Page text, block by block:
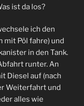
ist da los?
ich den
mit Pöl fahre) und
in den Tank.
runter. An
Diesel auf (nach
Weiterfahrt und
alles wie